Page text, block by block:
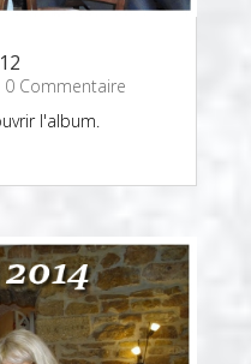
0 Commentaire
l'album.